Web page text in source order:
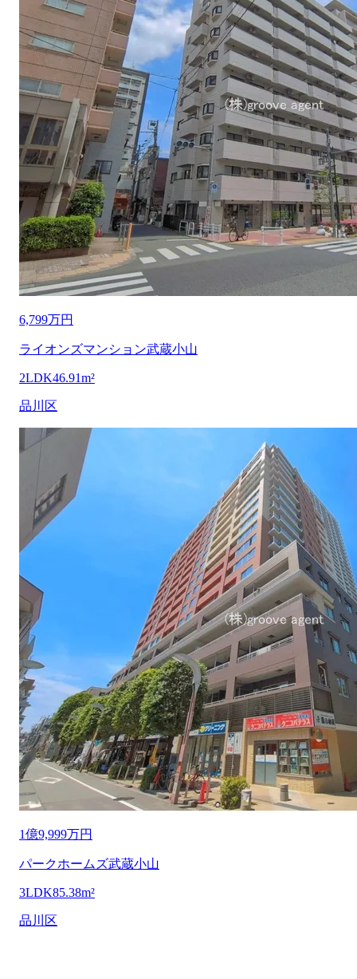
6,799万円
ライオンズマンション武蔵小山
2LDK46.91m²
品川区
1億9,999万円
パークホームズ武蔵小山
3LDK85.38m²
品川区